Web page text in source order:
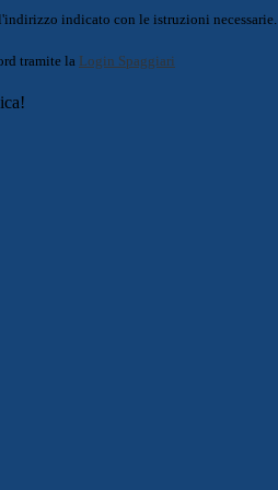
indicato con le istruzioni necessarie.
tramite la Login Spaggiari